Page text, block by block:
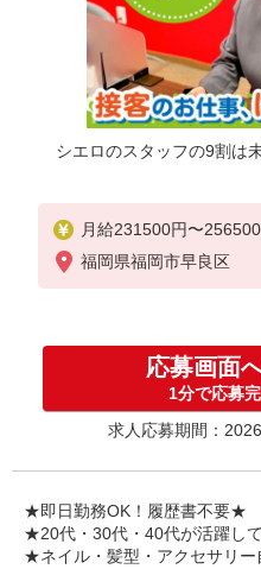
シエロのスタッフの9割は
月給231500円〜
※上記金額に時間外手
与あり・時間外手当あ
★交通費別途支給（規
゜+゜・。○。・゜+゜・
入社祝い金10万円支給(
インセンティブ支給(規
゜・。○。・゜+゜・。○
福岡県福岡市早良区
応募画面
1分で応募
求人応募期間：
★即日勤務OK！履歴書不要★
★20代・30代・40代が活躍し
★ネイル・髪型・アクセサリー